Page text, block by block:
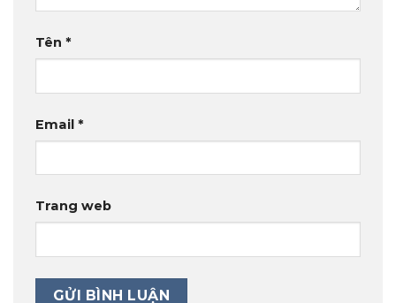
Tên *
Email *
Trang web